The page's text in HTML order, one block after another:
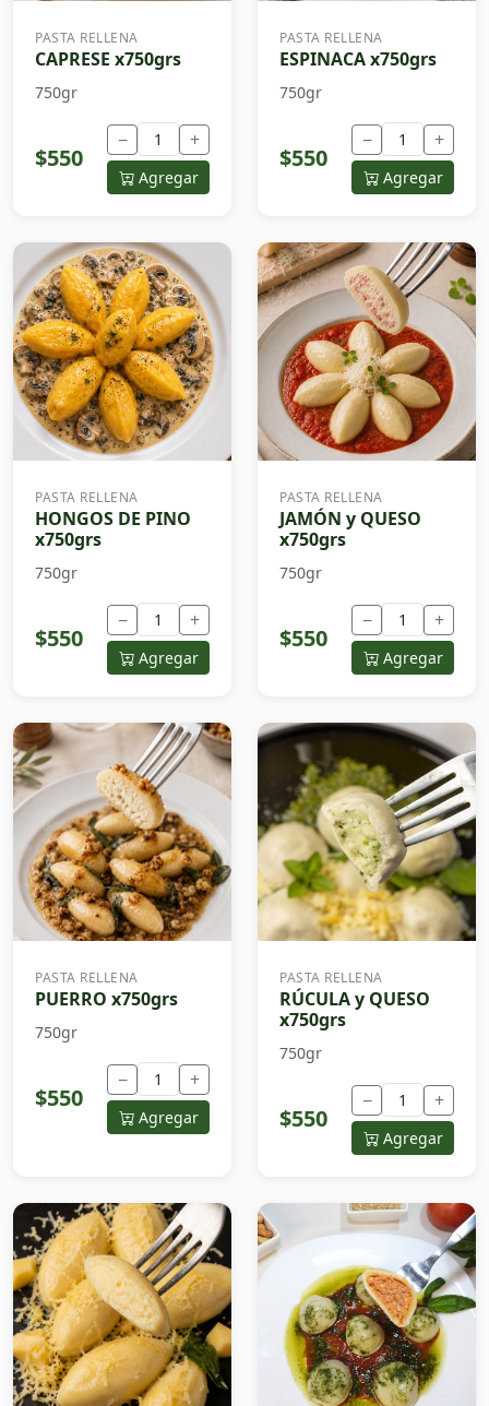
PASTA RELLENA
CAPRESE x750grs
750gr
$550
− +
Agregar
PASTA RELLENA
ESPINACA x750grs
750gr
$550
− +
Agregar
PASTA RELLENA
HONGOS DE PINO
x750grs
750gr
$550
− +
Agregar
PASTA RELLENA
JAMÓN y QUESO
x750grs
750gr
$550
− +
Agregar
PASTA RELLENA
PUERRO x750grs
750gr
$550
− +
Agregar
PASTA RELLENA
RÚCULA y QUESO
x750grs
750gr
$550
− +
Agregar